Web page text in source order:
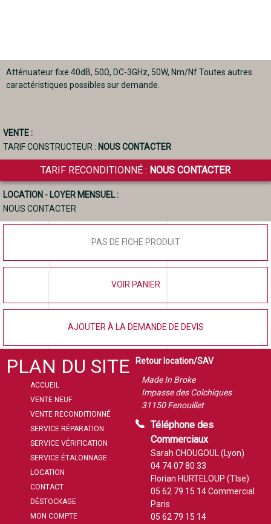
Atténuateur fixe 40dB, 50Ω, DC-3GHz, 50W, Nm/Nf Toutes autres
caractéristiques possibles sur demande.
VENTE :
TARIF CONSTRUCTEUR : NOUS CONTACTER
TARIF RECONDITIONNÉ : NOUS CONTACTER
LOCATION - LOYER MENSUEL :
NOUS CONTACTER
PAS DE FICHE PRODUIT
VOIR PANIER
AJOUTER À LA DEMANDE DE DEVIS
PLAN DU SITE
ACCUEIL
VENTE NEUF
VENTE RECONDITIONNÉ
SERVICE RÉPARATION
SERVICE VÉRIFICATION
SERVICE ÉTALONNAGE
LOCATION
CONTACT
DÉSTOCKAGE
MON COMPTE
Retour location/SAV
Made In Broke
Impasse des Colchiques
31150 Fenouillet
Téléphone des
Commerciaux
Sarah CHOUGOUL (Lyon)
04 74 07 80 33
Florian HURTELOUP (Tlse)
05 62 79 15 14Commercial
Paris
05 62 79 15 14